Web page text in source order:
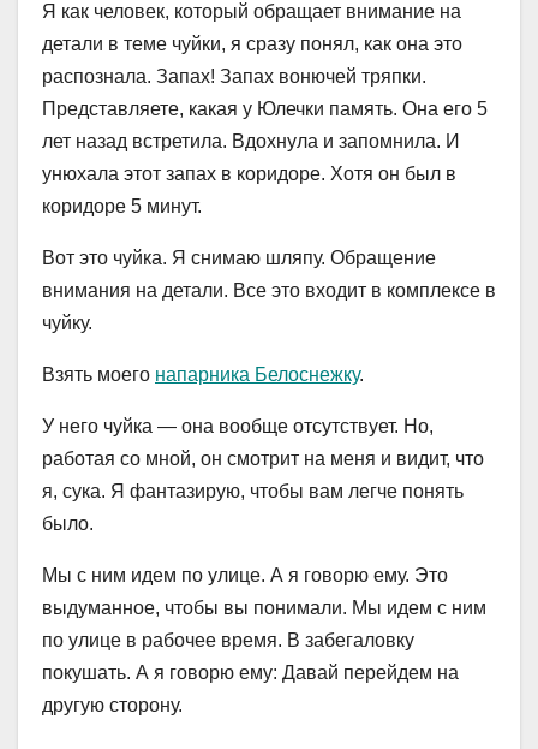
Я как человек, который обращает внимание на
детали в теме чуйки, я сразу понял, как она это
распознала. Запах! Запах вонючей тряпки.
Представляете, какая у Юлечки память. Она его 5
лет назад встретила. Вдохнула и запомнила. И
унюхала этот запах в коридоре. Хотя он был в
коридоре 5 минут.
Вот это чуйка. Я снимаю шляпу. Обращение
внимания на детали. Все это входит в комплексе в
чуйку.
Взять моего напарника Белоснежку.
У него чуйка — она вообще отсутствует. Но,
работая со мной, он смотрит на меня и видит, что
я, сука. Я фантазирую, чтобы вам легче понять
было.
Мы с ним идем по улице. А я говорю ему. Это
выдуманное, чтобы вы понимали. Мы идем с ним
по улице в рабочее время. В забегаловку
покушать. А я говорю ему: Давай перейдем на
другую сторону.